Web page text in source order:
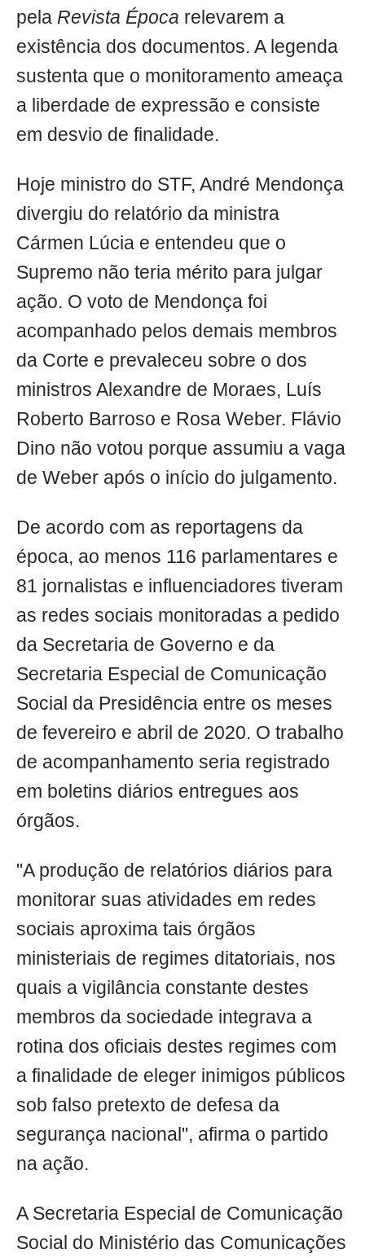
pela Revista Época relevarem a
existência dos documentos. A legenda
sustenta que o monitoramento ameaça
a liberdade de expressão e consiste
em desvio de finalidade.
Hoje ministro do STF, André Mendonça
divergiu do relatório da ministra
Cármen Lúcia e entendeu que o
Supremo não teria mérito para julgar
ação. O voto de Mendonça foi
acompanhado pelos demais membros
da Corte e prevaleceu sobre o dos
ministros Alexandre de Moraes, Luís
Roberto Barroso e Rosa Weber. Flávio
Dino não votou porque assumiu a vaga
de Weber após o início do julgamento.
De acordo com as reportagens da
época, ao menos 116 parlamentares e
81 jornalistas e influenciadores tiveram
as redes sociais monitoradas a pedido
da Secretaria de Governo e da
Secretaria Especial de Comunicação
Social da Presidência entre os meses
de fevereiro e abril de 2020. O trabalho
de acompanhamento seria registrado
em boletins diários entregues aos
órgãos.
"A produção de relatórios diários para
monitorar suas atividades em redes
sociais aproxima tais órgãos
ministeriais de regimes ditatoriais, nos
quais a vigilância constante destes
membros da sociedade integrava a
rotina dos oficiais destes regimes com
a finalidade de eleger inimigos públicos
sob falso pretexto de defesa da
segurança nacional", afirma o partido
na ação.
A Secretaria Especial de Comunicação
Social do Ministério das Comunicações